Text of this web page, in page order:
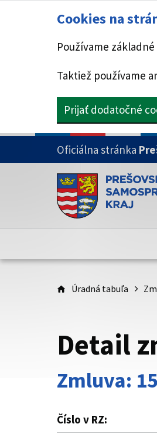
Cookies na
Používame
Taktiež používame
Prijať dodatočné
PRESKOČIŤ NA HLAVNÝ OBSAH
Oficiálna stránka
Doména psk.sk je
Toto je oficiálna
Úradná tabuľa
Detail
Zmluva:
Číslo v RZ: